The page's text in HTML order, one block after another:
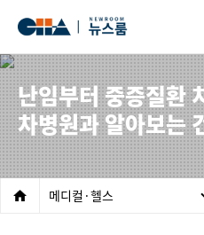
난임부터 중증질환
차병원과 알아보는
메디컬·헬스